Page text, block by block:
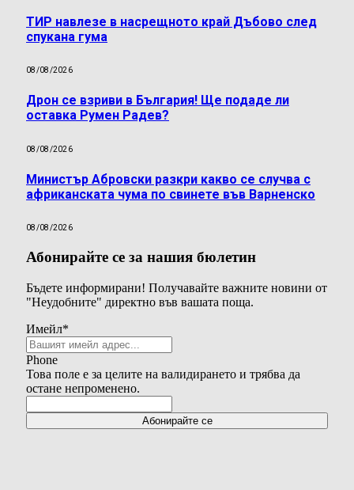
ТИР навлезе в насрещното край Дъбово след
спукана гума
08/08/2026
Дрон се взриви в България! Ще подаде ли
оставка Румен Радев?
08/08/2026
Министър Абровски разкри какво се случва с
африканската чума по свинете във Варненско
08/08/2026
Абонирайте се за нашия бюлетин
Бъдете информирани! Получавайте важните новини от
"Неудобните" директно във вашата поща.
Имейл*
Phone
Това поле е за целите на валидирането и трябва да
остане непроменено.